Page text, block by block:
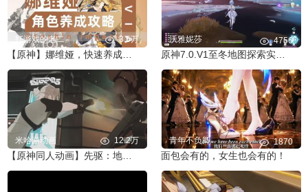
打游戏的老二 3.5万 沃雅妮莎 4756
米哈游动画 12.2万 青年不负卿 1870
面包会有的，女生也会有的！